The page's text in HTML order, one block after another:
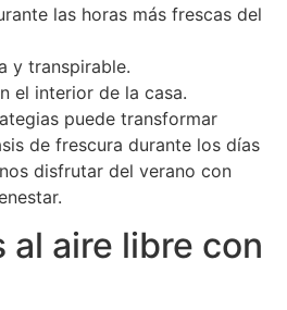
las horas más frescas del
y transpirable.
el interior de la casa.
puede transformar
de frescura durante los días
disfrutar del verano con
aire libre con